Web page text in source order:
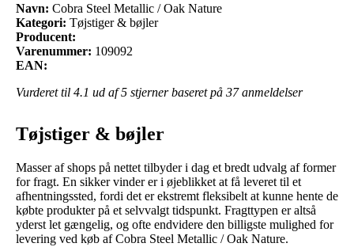
Navn: Cobra Steel Metallic / Oak Nature
Kategori: Tøjstiger & bøjler
Producent:
Varenummer: 109092
EAN:
Vurderet til 4.1 ud af 5 stjerner baseret på 37anmeldelser
Tøjstiger & bøjler
Masser af shops på nettet tilbyder i dag et bredt udvalg af former
for fragt. En sikker vinder er i øjeblikket at få leveret til et
afhentningssted, fordi det er ekstremt fleksibelt at kunne hente de
købte produkter på et selvvalgt tidspunkt. Fragttypen er altså
yderst let gængelig, og ofte endvidere den billigste mulighed for
levering ved køb af Cobra Steel Metallic / Oak Nature.